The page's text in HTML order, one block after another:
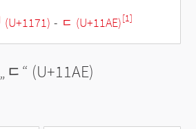
- ᆮ (U+11AE)[1]
ᆮ“ (U+11AE)